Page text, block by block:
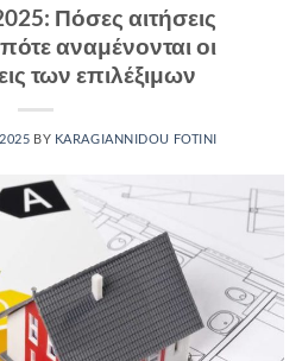
Πόσες αιτήσεις
αναμένονται οι
των επιλέξιμων
BY KARAGIANNIDOU FOTINI